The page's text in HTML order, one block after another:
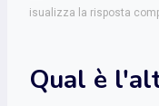
isualizza la risposta
Qual è